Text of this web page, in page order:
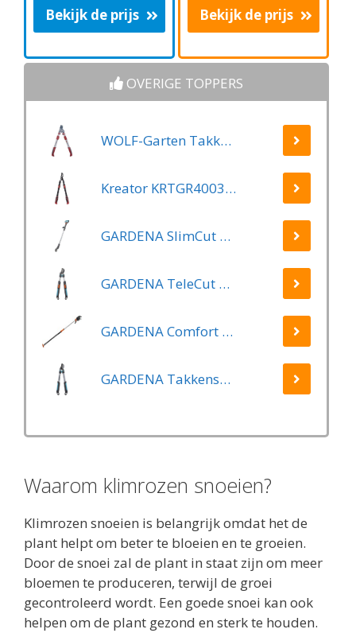
Uitschuifbare
armen - tot max 90
Bekijk de prijs
Boomschaar
Takkenschaar -
Bekijk de prijs
OVERIGE TOPPERS
WOLF-Garten Takkenschaar POWER CUT RR*** 900 T - lengte 650-900mm - telescoop - aluminium hefboomarmen - 4x meer kracht - messpanning instelbaar
Kreator KRTGR4003 Telescopische takkenschaar – Jong hout - Knipdiameter: Ø34 mm
GARDENA SlimCut Takkenschaar -28mm- Met Hefboommechanisme
GARDENA TeleCut Telescopische - Takkenschaar 520-670B - 42 mm Verstelbare Lengte
GARDENA Comfort Takkenschaar StarCut 160 - Snoeischaar - Reikwijdte ca. 3.5 m - Max Knipdiameter 32 mm
GARDENA Takkenschaar EasyCut 500 B EasyCut
Waarom klimrozen snoeien?
Klimrozen snoeien is belangrijk omdat het de
plant helpt om beter te bloeien en te groeien.
Door de snoei zal de plant in staat zijn om meer
bloemen te produceren, terwijl de groei
gecontroleerd wordt. Een goede snoei kan ook
helpen om de plant gezond en sterk te houden.